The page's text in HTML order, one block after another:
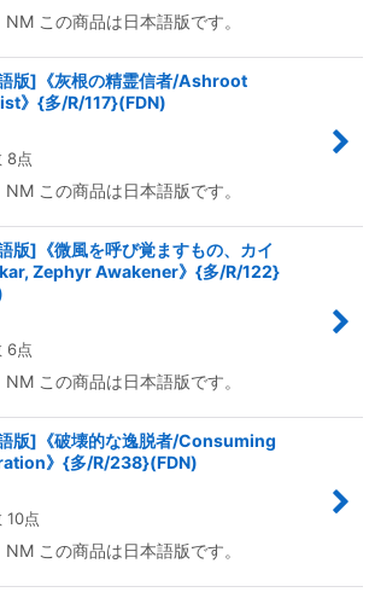
NM この商品は日本語版です。
版]《灰根の精霊信者/Ashroot
》{多/R/117}(FDN)
8点
NM この商品は日本語版です。
版]《微風を呼び覚ますもの、カイ
Zephyr Awakener》{多/R/122}
6点
NM この商品は日本語版です。
版]《破壊的な逸脱者/Consuming
》{多/R/238}(FDN)
10点
NM この商品は日本語版です。